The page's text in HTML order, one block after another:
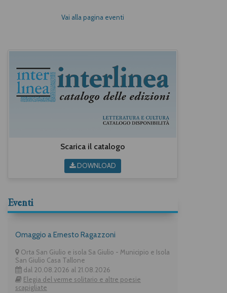
Vai alla pagina eventi
Scarica il catalogo
DOWNLOAD
Eventi
Omaggio a Ernesto Ragazzoni
Orta San Giulio e isola Sa Giulio - Municipio e Isola
San Giulio Casa Tallone
dal 20.08.2026 al 21.08.2026
Elegia del verme solitario e altre poesie
scapigliate